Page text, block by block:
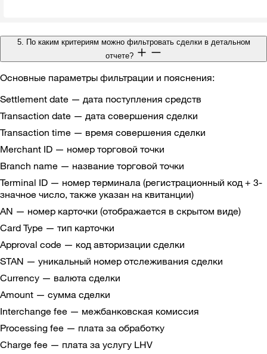
5. По каким критериям можно фильтровать сделки в детальном
отчете?
Основные параметры фильтрации и пояснения:
Settlement date — дата поступления средств
Transaction date — дата совершения сделки
Transaction time — время совершения сделки
Merchant ID — номер торговой точки
Branch name — название торговой точки
Terminal ID — номер терминала (регистрационный код + 3-
значное число, также указан на квитанции)
AN — номер карточки (отображается в скрытом виде)
Card Type — тип карточки
Approval code — код авторизации сделки
STAN — уникальный номер отслеживания сделки
Currency — валюта сделки
Amount — сумма сделки
Interchange fee — межбанковская комиссия
Processing fee — плата за обработку
Charge fee — плата за услугу LHV